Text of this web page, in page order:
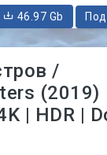
46.97 Gb
/
(2019)
| HDR |